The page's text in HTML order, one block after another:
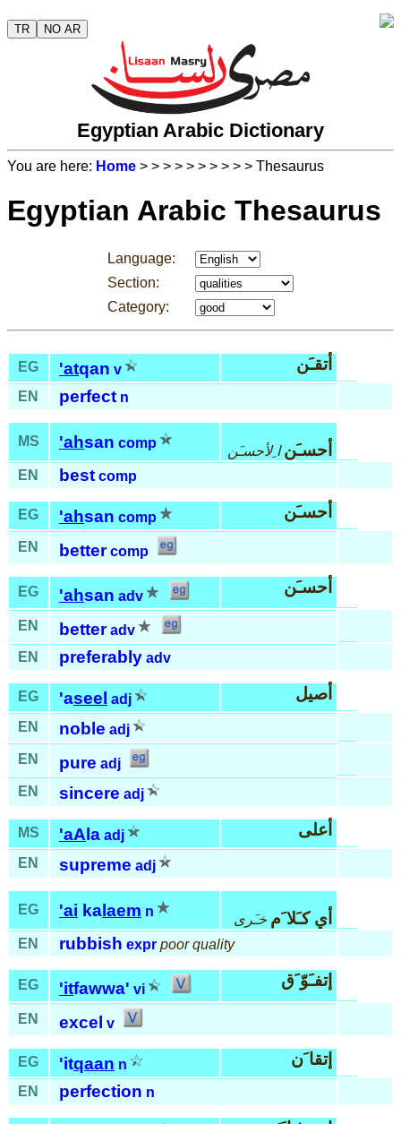
TR NO AR
Egyptian Arabic Dictionary
You are here: Home > > > > > > > > > > Thesaurus
Egyptian Arabic Thesaurus
Language:
Section:
Category:
EG 'atqan v أتقـَن
EN perfect n
MS 'ahsan comp أحسـَن ا ِلأحسـَن
EN
best comp
EG 'ahsan comp أحسـَن
EN better comp
EG 'ahsan adv أحسـَن
EN better adv
EN
preferably adv
EG 'aseel adj أصيل
EN noble adj
EN
pure adj
EN
sincere adj
MS 'aA la adj أعلى
EN supreme adj
EG 'ai ka laem n أي كـَلا َم خـَرى
EN
rubbish expr poor quality
EG 'itfawwa' vi إتفـَوّ َق
EN excel v
EG 'itqaan n إتقا َن
EN perfection n